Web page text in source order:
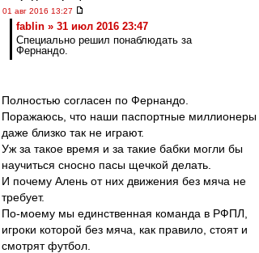
01 авг 2016 13:27
fablin » 31 июл 2016 23:47
Специально решил понаблюдать за
Фернандо.
Полностью согласен по Фернандо.
Поражаюсь, что наши паспортные миллионеры
даже близко так не играют.
Уж за такое время и за такие бабки могли бы
научиться сносно пасы щечкой делать.
И почему Алень от них движения без мяча не
требует.
По-моему мы единственная команда в РФПЛ,
игроки которой без мяча, как правило, стоят и
смотрят футбол.